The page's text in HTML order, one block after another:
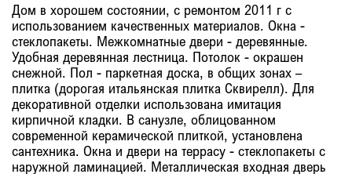
Дом в хорошем состоянии, с ремонтом 2011 г с
использованием качественных материалов. Окна -
стеклопакеты. Межкомнатные двери - деревянные.
Удобная деревянная лестница. Потолок - окрашен
снежной. Пол - паркетная доска, в общих зонах –
плитка (дорогая итальянская плитка Сквирелл). Для
декоративной отделки использована имитация
кирпичной кладки. В санузле, облицованном
современной керамической плиткой, установлена
сантехника. Окна и двери на террасу - стеклопакеты с
наружной ламинацией. Металлическая входная дверь